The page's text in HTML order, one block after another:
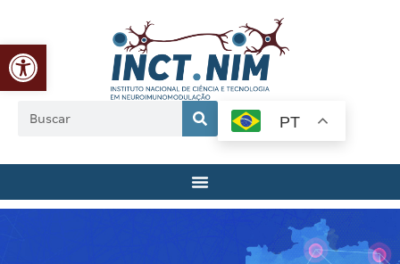
Abrir a barra de ferramentas
PT